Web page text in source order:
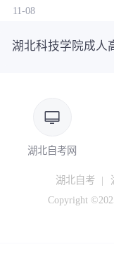
11-08
湖北自考网
湖北自考 |
Copyright